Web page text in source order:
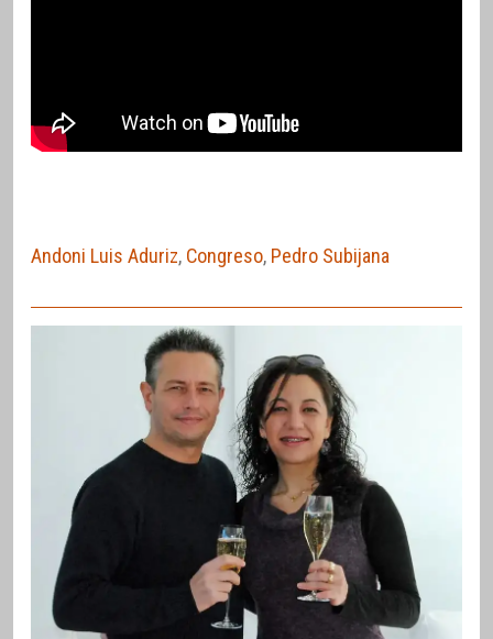
Andoni Luis Aduriz, Congreso, Pedro Subijana